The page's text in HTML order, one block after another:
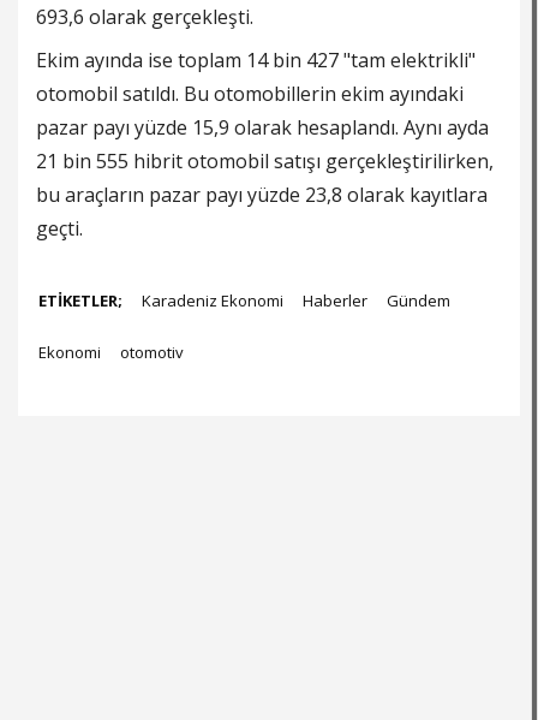
693,6 olarak gerçekleşti.
Ekim ayında ise toplam 14 bin 427 "tam elektrikli"
otomobil satıldı. Bu otomobillerin ekim ayındaki
pazar payı yüzde 15,9 olarak hesaplandı. Aynı ayda
21 bin 555 hibrit otomobil satışı gerçekleştirilirken,
bu araçların pazar payı yüzde 23,8 olarak kayıtlara
geçti.
ETİKETLER; Karadeniz Ekonomi Haberler Gündem
Ekonomi otomotiv